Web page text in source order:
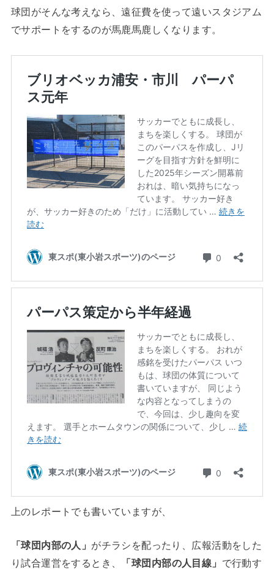
球団がそんな考えなら、遠征費を使って遠いスタジアム
でサポートをするのが馬鹿馬鹿しくなります。
上のレポートでも書いていますが、
「球団内部の人」 がチラシを配ったり、広報活動をした
り試合運営をするとき、
「球団内部の人目線」 で行動す